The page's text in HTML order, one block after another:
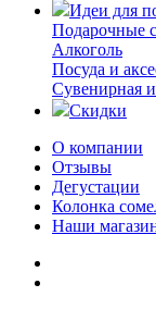
Идеи для
Подарочные
Алкоголь
Посуда и
Сувенирная
Скидки
О компании
Отзывы
Дегустации
Колонка
Наши